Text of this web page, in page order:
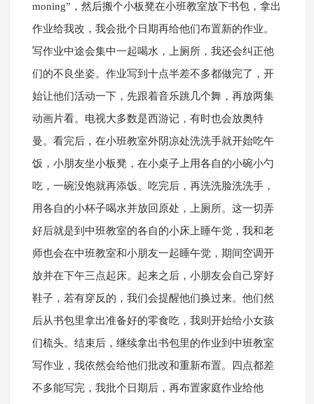
moning”，然后搬个小板凳在小班教室放下书包，拿出
作业给我改，我会批个日期再给他们布置新的作业。
写作业中途会集中一起喝水，上厕所，我还会纠正他
们的不良坐姿。作业写到十点半差不多都做完了，开
始让他们活动一下，先跟着音乐跳几个舞，再放两集
动画片看。电视大多数是西游记，有时也会放奥特
曼。看完后，在小班教室外阴凉处洗洗手就开始吃午
饭，小朋友坐小板凳，在小桌子上用各自的小碗小勺
吃，一碗没饱就再添饭。吃完后，再洗洗脸洗洗手，
用各自的小杯子喝水并放回原处，上厕所。这一切弄
好后就是到中班教室的各自的小床上睡午觉，我和老
师也会在中班教室和小朋友一起睡午觉，期间空调开
放并在下午三点起床。起来之后，小朋友会自己穿好
鞋子，若有穿反的，我们会提醒他们换过来。他们然
后从书包里拿出准备好的零食吃，我则开始给小女孩
们梳头。结束后，继续拿出书包里的作业到中班教室
写作业，我依然会给他们批改和重新布置。四点都差
不多能写完，我批个日期后，再布置家庭作业给他